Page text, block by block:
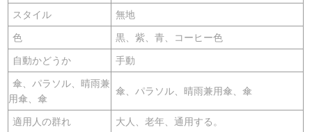
スタイル 無地
色 黒、紫、青、コーヒー色
自動かどうか 手動
傘、パラソル、晴雨兼
用傘、傘
傘、パラソル、晴雨兼用傘、傘
適用人の群れ 大人、老年、通用する。